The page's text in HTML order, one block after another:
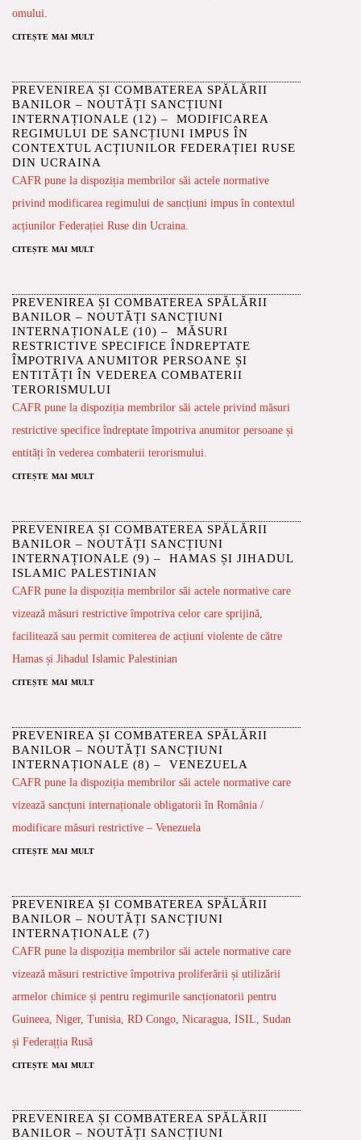
omului.
citește mai mult
PREVENIREA ȘI COMBATEREA SPĂLĂRII
BANILOR – NOUTĂȚI SANCȚIUNI
INTERNAȚIONALE (12) – MODIFICAREA
REGIMULUI DE SANCȚIUNI IMPUS ÎN
CONTEXTUL ACȚIUNILOR FEDERAȚIEI RUSE
DIN UCRAINA
CAFR pune la dispoziția membrilor săi actele normative
privind modificarea regimului de sancțiuni impus în contextul
acțiunilor Federației Ruse din Ucraina.
citește mai mult
PREVENIREA ȘI COMBATEREA SPĂLĂRII
BANILOR – NOUTĂȚI SANCȚIUNI
INTERNAȚIONALE (10) – MĂSURI
RESTRICTIVE SPECIFICE ÎNDREPTATE
ÎMPOTRIVA ANUMITOR PERSOANE ȘI
ENTITĂȚI ÎN VEDEREA COMBATERII
TERORISMULUI
CAFR pune la dispoziția membrilor săi actele privind măsuri
restrictive specifice îndreptate împotriva anumitor persoane și
entități în vederea combaterii terorismului.
citește mai mult
PREVENIREA ȘI COMBATEREA SPĂLĂRII
BANILOR – NOUTĂȚI SANCȚIUNI
INTERNAȚIONALE (9) – HAMAS ȘI JIHADUL
ISLAMIC PALESTINIAN
CAFR pune la dispoziția membrilor săi actele normative care
vizează măsuri restrictive împotriva celor care sprijină,
facilitează sau permit comiterea de acțiuni violente de către
Hamas și Jihadul Islamic Palestinian
citește mai mult
PREVENIREA ȘI COMBATEREA SPĂLĂRII
BANILOR – NOUTĂȚI SANCȚIUNI
INTERNAȚIONALE (8) – VENEZUELA
CAFR pune la dispoziția membrilor săi actele normative care
vizează sancțuni internaționale obligatorii în România /
modificare măsuri restrictive – Venezuela
citește mai mult
PREVENIREA ȘI COMBATEREA SPĂLĂRII
BANILOR – NOUTĂȚI SANCȚIUNI
INTERNAȚIONALE (7)
CAFR pune la dispoziția membrilor săi actele normative care
vizează măsuri restrictive împotriva proliferării și utilizării
armelor chimice și pentru regimurile sancționatorii pentru
Guineea, Niger, Tunisia, RD Congo, Nicaragua, ISIL, Sudan
și Federațția Rusă
citește mai mult
PREVENIREA ȘI COMBATEREA SPĂLĂRII
BANILOR – NOUTĂȚI SANCȚIUNI